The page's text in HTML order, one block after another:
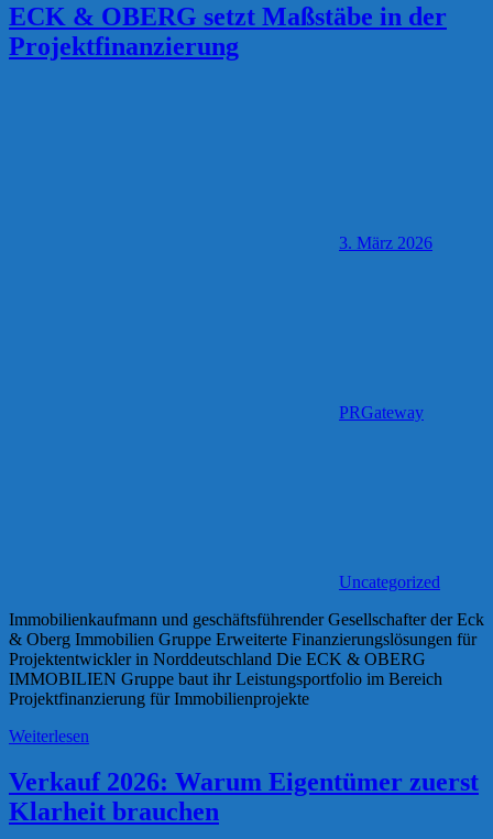
ECK & OBERG setzt Maßstäbe in der
Projektfinanzierung
3. März 2026
PRGateway
Uncategorized
Immobilienkaufmann und geschäftsführender Gesellschafter der Eck
& Oberg Immobilien Gruppe Erweiterte Finanzierungslösungen für
Projektentwickler in Norddeutschland Die ECK & OBERG
IMMOBILIEN Gruppe baut ihr Leistungsportfolio im Bereich
Projektfinanzierung für Immobilienprojekte
Weiterlesen
Verkauf 2026: Warum Eigentümer zuerst
Klarheit brauchen